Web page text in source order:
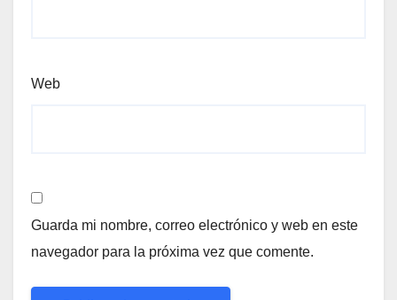
Web
Guarda mi nombre, correo electrónico y web en este
navegador para la próxima vez que comente.